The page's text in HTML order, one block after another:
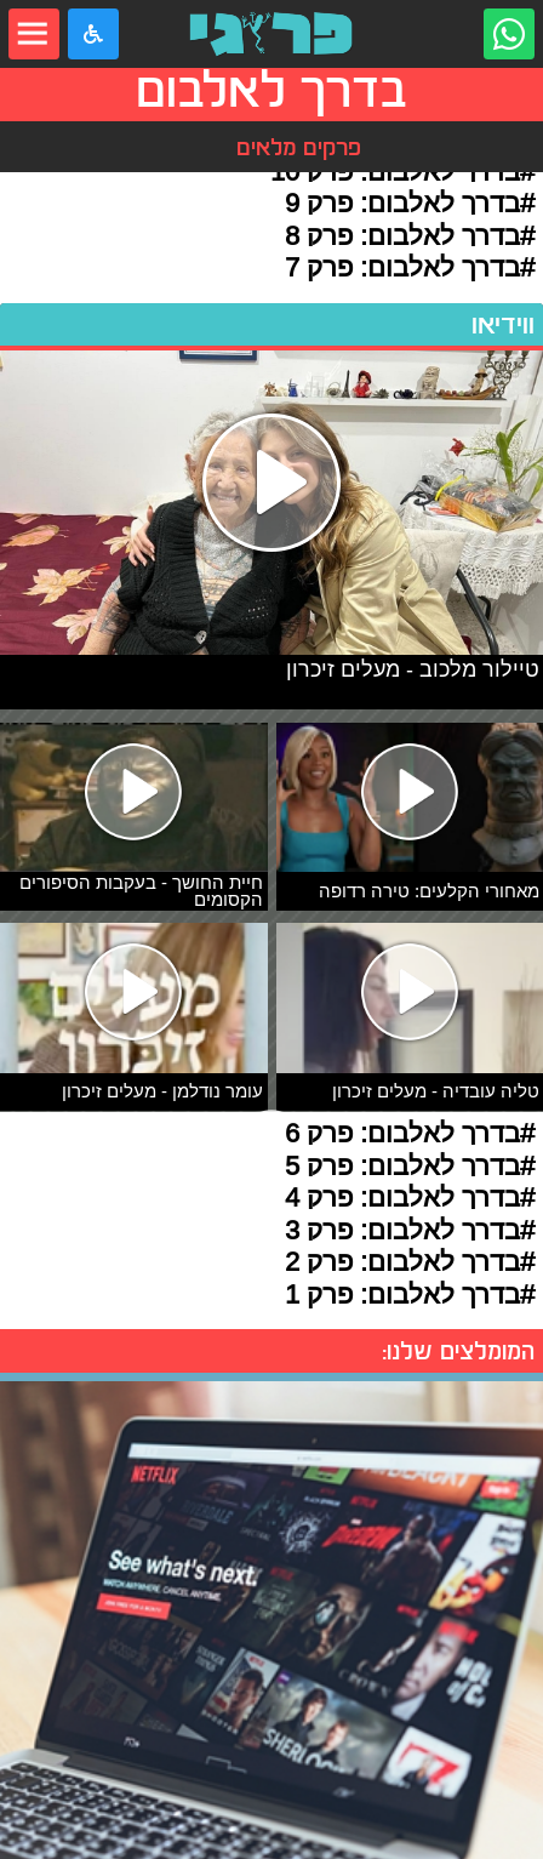
בדרך לאלבום
פרקים מלאים
#בדרך לאלבום: פרק 10
#בדרך לאלבום: פרק 9
#בדרך לאלבום: פרק 8
#בדרך לאלבום: פרק 7
ווידיאו
מאחורי הקלעים: טירה רדופה
חיית החושך - בעקבות הסיפורים
הקסומים
טליה עובדיה - מעלים זיכרון עומר נודלמן - מעלים זיכרון
טיילור מלכוב - מעלים זיכרון
#בדרך לאלבום: פרק 6
#בדרך לאלבום: פרק 5
#בדרך לאלבום: פרק 4
#בדרך לאלבום: פרק 3
#בדרך לאלבום: פרק 2
#בדרך לאלבום: פרק 1
המומלצים שלנו: